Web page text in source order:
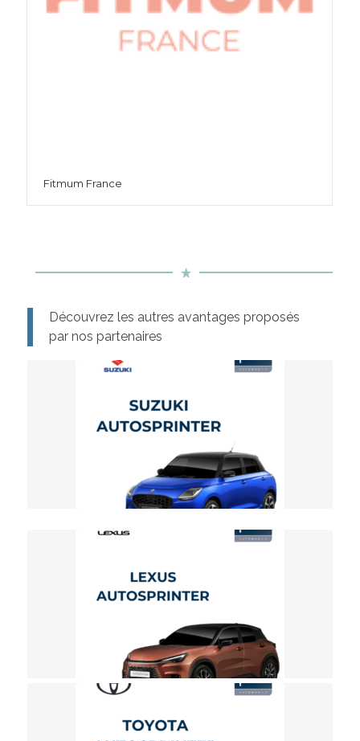
Fitmum France
Découvrez les autres avantages proposés
par nos partenaires